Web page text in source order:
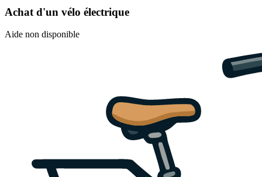
Achat d'un vélo électrique
Aide non disponible